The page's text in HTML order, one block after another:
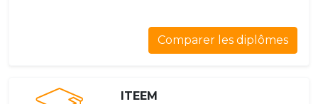
Comparer les diplômes
ITEEM